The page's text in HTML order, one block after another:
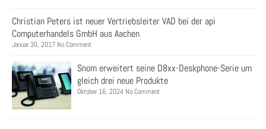
Christian Peters ist neuer Vertriebsleiter VAD bei der api
Computerhandels GmbH aus Aachen
Januar 30, 2017 No Comment
Snom erweitert seine D8xx-Deskphone-Serie um
gleich drei neue Produkte
Oktober 16, 2024 No Comment